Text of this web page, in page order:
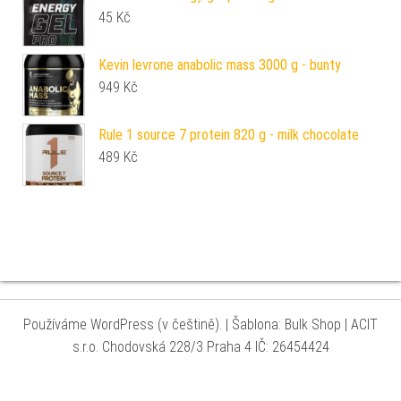
45 Kč
Kevin levrone anabolic mass 3000 g - bunty
949 Kč
Rule 1 source 7 protein 820 g - milk chocolate
489 Kč
Používáme WordPress (v češtině). Šablona: Bulk Shop
| ACIT
s.r.o. Chodovská 228/3 Praha 4 IČ: 26454424